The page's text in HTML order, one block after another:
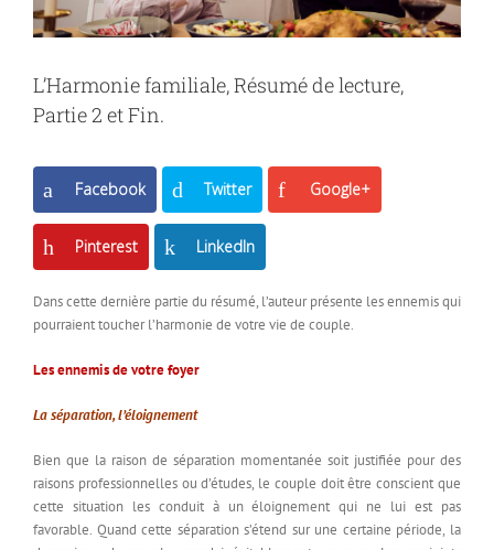
L’Harmonie familiale, Résumé de lecture,
Partie 2 et Fin.
Facebook Twitter Google+
Pinterest LinkedIn
Dans cette dernière partie du résumé, l’auteur présente les ennemis qui
pourraient toucher l’harmonie de votre vie de couple.
Les ennemis de votre foyer
La séparation, l’éloignement
Bien que la raison de séparation momentanée soit justifiée pour des
raisons professionnelles ou d’études, le couple doit être conscient que
cette situation les conduit à un éloignement qui ne lui est pas
favorable. Quand cette séparation s’étend sur une certaine période, la